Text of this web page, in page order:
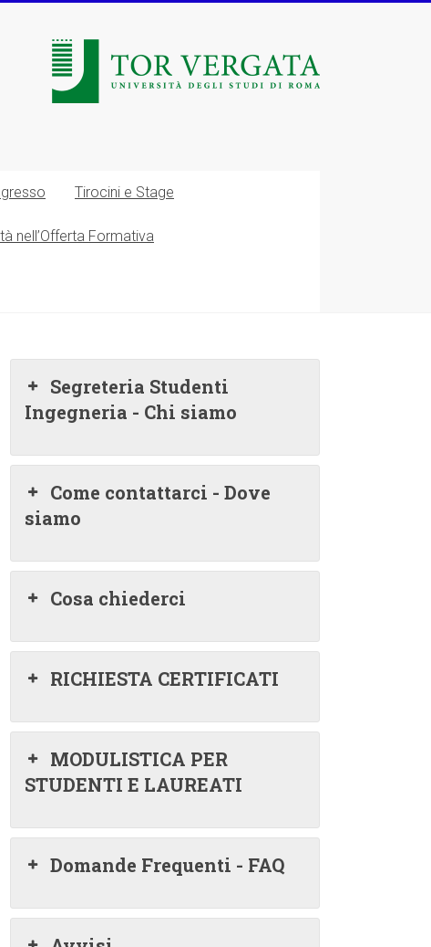
Tirocini e Stage
nell’Offerta Formativa
Segreteria Studenti
Ingegneria - Chi siamo
Come contattarci - Dove
siamo
Cosa chiederci
RICHIESTA CERTIFICATI
MODULISTICA PER
STUDENTI E LAUREATI
Domande Frequenti - FAQ